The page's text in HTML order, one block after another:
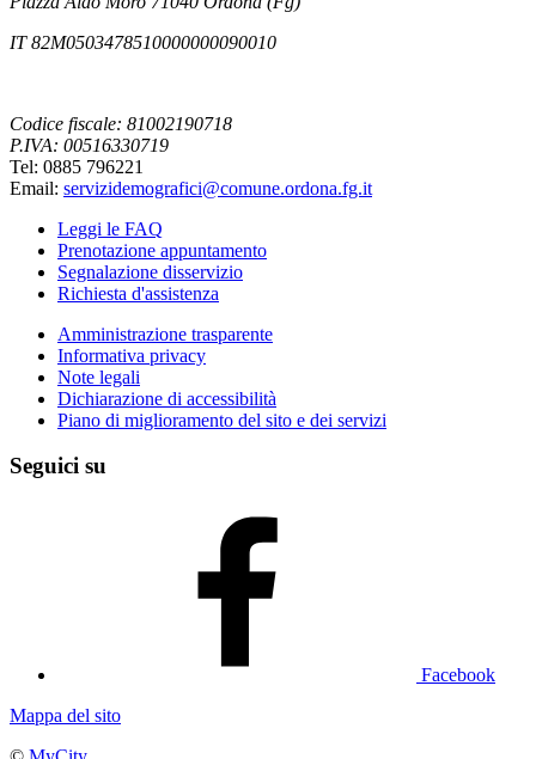
IT 82M0503478510000000090010
Codice fiscale: 81002190718
P.IVA: 00516330719
Tel: 0885 796221
Email: servizidemografici@comune.ordona.fg.it
Leggi le FAQ
Prenotazione appuntamento
Segnalazione disservizio
Richiesta d'assistenza
Amministrazione trasparente
Informativa privacy
Note legali
Dichiarazione di accessibilità
Piano di miglioramento del sito e dei servizi
Seguici su
Facebook
Mappa del sito